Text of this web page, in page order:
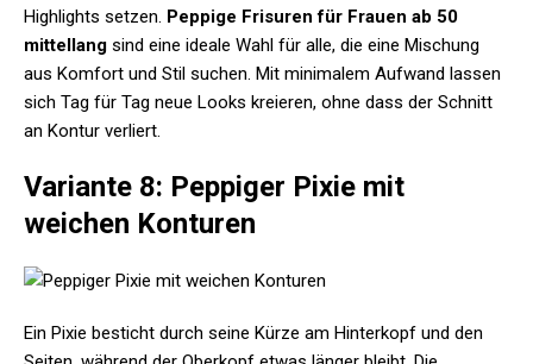
Highlights setzen. Peppige Frisuren für Frauen ab 50
mittellang sind eine ideale Wahl für alle, die eine Mischung
aus Komfort und Stil suchen. Mit minimalem Aufwand lassen
sich Tag für Tag neue Looks kreieren, ohne dass der Schnitt
an Kontur verliert.
Variante 8: Peppiger Pixie mit
weichen Konturen
Ein Pixie besticht durch seine Kürze am Hinterkopf und den